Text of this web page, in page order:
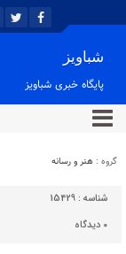
شباویز
پایگاه خبری شباویز
گروه : هنر و رسانه
شناسه : 15429
۰ دیدگاه